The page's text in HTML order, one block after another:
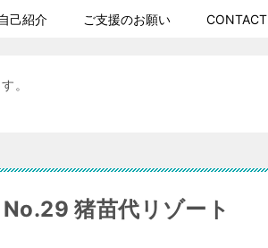
己紹介 ご支援のお願い CONTACT
。
猪苗代リゾート